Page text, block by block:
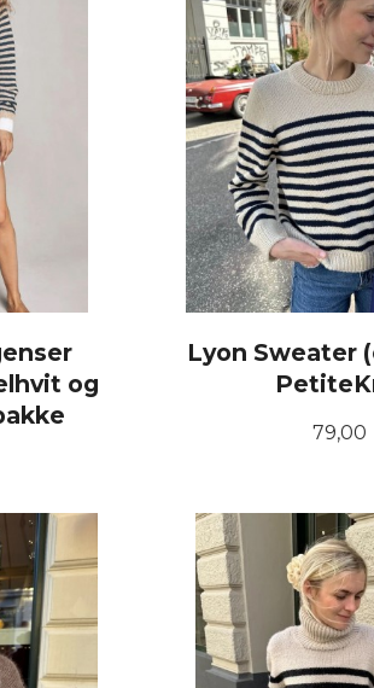
og
Lyon Sweater
Pris
79,00
KJØP